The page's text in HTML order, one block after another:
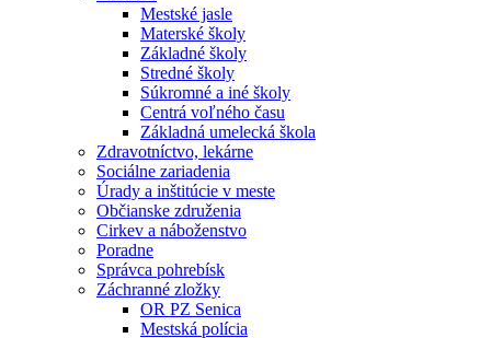
Mestské jasle
Materské školy
Základné školy
Stredné školy
Súkromné a iné školy
Centrá voľného času
Základná umelecká škola
Zdravotníctvo, lekárne
Sociálne zariadenia
Úrady a inštitúcie v meste
Občianske združenia
Cirkev a náboženstvo
Poradne
Správca pohrebísk
Záchranné zložky
OR PZ Senica
Mestská polícia